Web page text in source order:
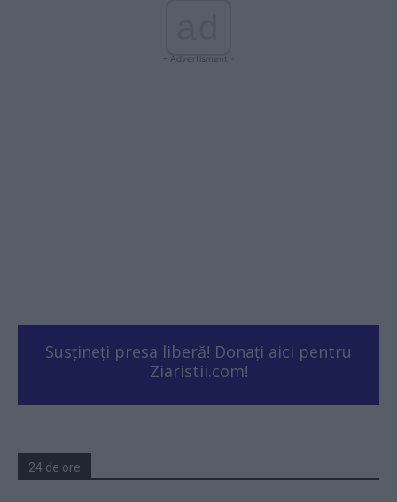
- Advertisment -
Susțineți presa liberă! Donați aici pentru
Ziaristii.com!
24 de ore